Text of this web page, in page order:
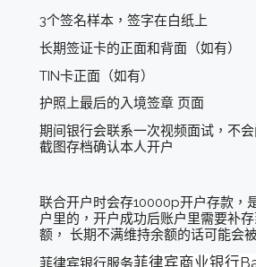
3个签名样本，签字在白纸上
长期签证卡的正面和背面（如有）
TIN卡正面（如有）
护照上最后的入境签章 页面
期间银行会联系一次视频面试，不
截图存档确认本人开户
联合开户时会存10000p开户存款，
户里的，开户成功后账户里需要补
额， 长期不满维持余额的话可能会
菲律宾银行服务菲律宾商业银行